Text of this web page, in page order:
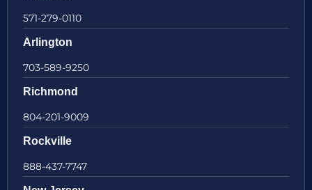
571-279-0110
Arlington
703-589-9250
Richmond
804-201-9009
Rockville
888-437-7747